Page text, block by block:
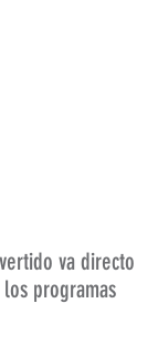
va directo
programas